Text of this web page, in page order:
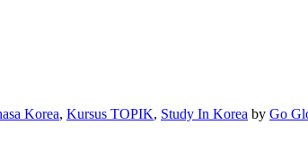
Korea, Kursus TOPIK, Study In Korea by Go